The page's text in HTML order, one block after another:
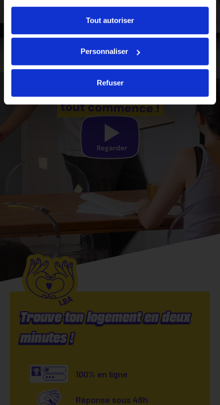
Tout autoriser
Personnaliser
Refuser
Trouve ton logement en deux
minutes !
100% en ligne
Réponse sous 48h